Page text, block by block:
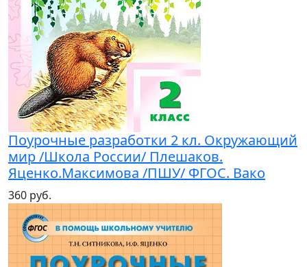
Поурочные разработки 2 кл. Окружающий
мир /Школа России/ Плешаков.
Яценко.Максимова /ПШУ/ ФГОС. Вако
360 руб.